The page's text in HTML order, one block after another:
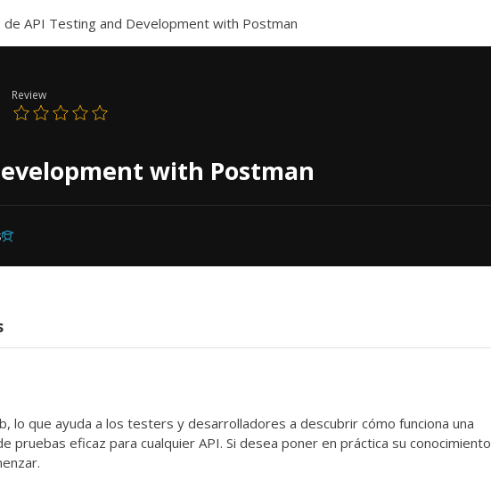
de API Testing and Development with Postman
Review
with Postman
lo que ayuda a los testers y desarrolladores a descubrir cómo funciona una
pruebas eficaz para cualquier API. Si desea poner en práctica su conocimiento